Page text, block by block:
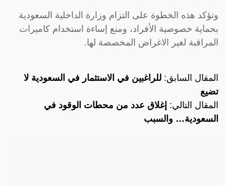
وتؤكد هذه الخطوة على التزام وزارة الداخلية السعودية
بحماية خصوصية الأفراد، ومنع إساءة استخدام كاميرات
المراقبة لغير الاغراض المخصصة لها.
المقال السابق: للراغبين في الاستثمار في السعودية لا
تضيع
المقال التالي: إغلاق عدد من محطات الوقود في
السعودية… والسبب